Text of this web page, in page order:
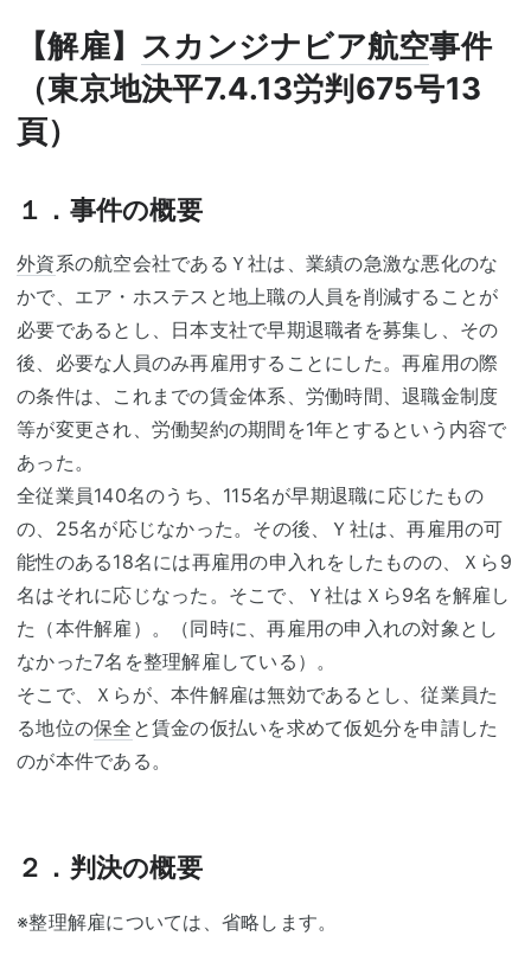
【解雇】 スカンジナビア航空事件
（東京地決平7.4.13労判675号13
頁）
１．事件の概要
外資系の航空会社であるＹ社は、業績の急激な悪化のな
かで、エア・ホステスと地上職の人員を削減することが
必要であるとし、日本支社で早期退職者を募集し、その
後、必要な人員のみ再雇用することにした。再雇用の際
の条件は、これまでの賃金体系、労働時間、退職金制度
等が変更され、労働契約の期間を1年とするという内容で
あった。
全従業員140名のうち、115名が早期退職に応じたもの
の、25名が応じなかった。その後、Ｙ社は、再雇用の可
能性のある18名には再雇用の申入れをしたものの、Ｘら9
名はそれに応じなった。そこで、Ｙ社はＸら9名を解雇し
た（本件解雇）。（同時に、再雇用の申入れの対象とし
なかった7名を整理解雇している）。
そこで、Ｘらが、本件解雇は無効であるとし、従業員た
る地位の保全 と賃金の仮払いを求めて仮処分を申請した
のが本件である。
２．判決の概要
※整理解雇については、省略します。